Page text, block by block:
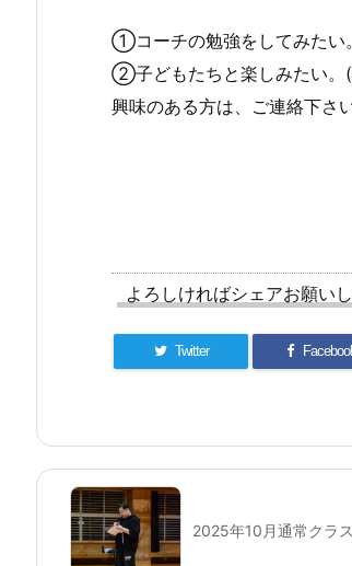
①コーチの勉強をしてみたい
②子どもたちと楽しみたい。
興味のある方は、ご連絡下さ
よろしければシェアお願い
Twitter
2025年10月通常クラ